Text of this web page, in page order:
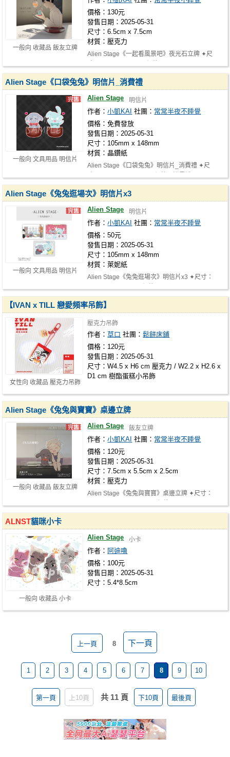
一般向 收藏品 飯友立牌
價格：130元
發售日期：2025-05-31
尺寸：6.5cm x 7.5cm
材質：壓克力
Alien Stage《一起看風景吧》夜光石立牌 ✦尺
一般向 文具用品 明信片
Alien Stage《口袋兔兔》明信片_消費禮
Alien Stage 明信片
作者：小凱KAI 社團： 常常半夜不睡覺
價格：免費發放
發售日期：2025-05-31
尺寸：105mm x 148mm
材質：晶鑽紙
Alien Stage《口袋兔兔》明信片_消費禮 ✦尺
一般向 文具用品 明信片
Alien Stage《兔兔逛場次》明信片x3
Alien Stage 明信片
作者：小凱KAI 社團： 常常半夜不睡覺
價格：50元
發售日期：2025-05-31
尺寸：105mm x 148mm
材質：萊妮紙
Alien Stage《兔兔逛場次》明信片x3 ✦尺寸：
女性向 收藏品 壓克力吊飾
【IVAN x TILL 戀愛頻率吊飾】
壓克力吊飾
作者：草口 社團：鬆餅床鋪
價格：120元
發售日期：2025-05-31
尺寸：W4.5 x H6 cm 壓克力 / W2.2 x H2.6 x
D1 cm 樹酯蛋糕小吊飾
一般向 收藏品 飯友立牌
Alien Stage《兔兔與寶寶》桌邊立牌
Alien Stage 飯友立牌
作者：小凱KAI 社團： 常常半夜不睡覺
價格：120元
發售日期：2025-05-31
尺寸：7.5cm x 5.5cm x 2.5cm
材質：壓克力
Alien Stage《兔兔與寶寶》桌邊立牌 ✦尺寸：
一般向 收藏品 小卡
ALNST貓咪小卡
Alien Stage 小卡
作者： 阿迪嚕
價格：100元
發售日期：2025-05-31
尺寸：5.4*8.5cm
上一頁 8 下一頁
1 2 3 4 5 6 7 8 9 10
第一頁 上10頁 共 11 頁 下10頁 最後頁